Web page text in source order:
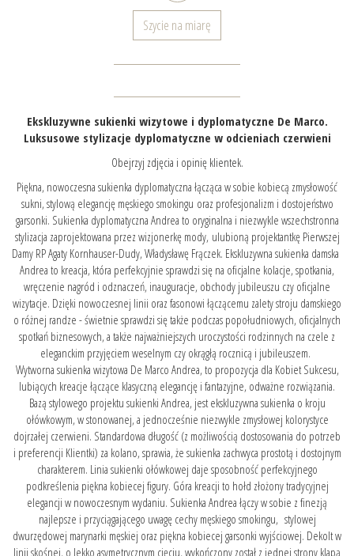
Szycie na miarę
Ekskluzywne sukienki wizytowe i dyplomatyczne De Marco.
Luksusowe stylizacje dyplomatyczne w odcieniach czerwieni
Obejrzyj zdjęcia i opinię klientek.
Piękna, nowoczesna sukienka dyplomatyczna łącząca w sobie kobiecą zmysłowość
sukni, stylową elegancję męskiego smokingu oraz profesjonalizm i dostojeństwo
garsonki. Sukienka dyplomatyczna Andrea to oryginalna i niezwykle wszechstronna
stylizacja zaprojektowana przez wizjonerkę mody, ulubioną projektantkę Pierwszej
Damy RP Agaty Kornhauser-Dudy, Władysławę Frączek. Ekskluzywna sukienka damska
Andrea to kreacja, która perfekcyjnie sprawdzi się na oficjalne kolacje, spotkania,
wręczenie nagród i odznaczeń, inauguracje, obchody jubileuszu czy oficjalne
wizytacje. Dzięki nowoczesnej linii oraz fasonowi łączącemu zalety stroju damskiego
o różnej randze - świetnie sprawdzi się także podczas popołudniowych, oficjalnych
spotkań biznesowych, a także najważniejszych uroczystości rodzinnych na czele z
eleganckim przyjęciem weselnym czy okrągłą rocznicą i jubileuszem.
Wytworna sukienka wizytowa De Marco Andrea, to propozycja dla Kobiet Sukcesu,
lubiących kreacje łączące klasyczną elegancję i fantazyjne, odważne rozwiązania.
Bazą stylowego projektu sukienki Andrea, jest ekskluzywna sukienka o kroju
ołówkowym, w stonowanej, a jednocześnie niezwykle zmysłowej kolorystyce
dojrzałej czerwieni. Standardowa długość (z możliwością dostosowania do potrzeb
i preferencji Klientki) za kolano, sprawia, że sukienka zachwyca prostotą i dostojnym
charakterem. Linia sukienki ołówkowej daje sposobność perfekcyjnego
podkreślenia piękna kobiecej figury. Góra kreacji to hołd złożony tradycyjnej
elegancji w nowoczesnym wydaniu. Sukienka Andrea łączy w sobie z finezją
najlepsze i przyciągającego uwagę cechy męskiego smokingu, stylowej
dwurzędowej marynarki męskiej oraz piękna kobiecej garsonki wyjściowej. Dekolt w
linii skośnej, o lekko asymetrycznym cięciu, wykończony został z jednej strony klapą